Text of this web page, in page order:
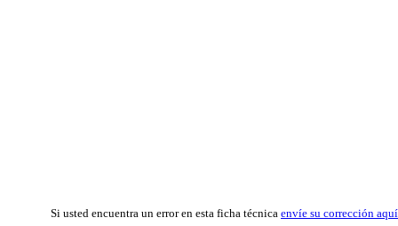
Si usted encuentra un error en esta ficha técnica envíe su corrección aquí